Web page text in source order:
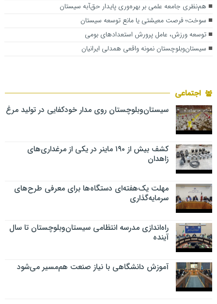
هم‌نظری جامعه علمی بر بهره‌وری پایدار حق‌آبه سیستان
سوخت؛ فرصت معیشتی یا مانع توسعه سیستان
توسعه ورزش، عامل پرورش استعدادهای بومی
سیستان‌وبلوچستان نمونه واقعی همدلی ایرانیان
اجتماعی
سیستان‌وبلوچستان روی مدار خودکفایی در تولید مرغ
کشف بیش از ۱۹۰ ماینر در یکی از مرغداری‌های
زاهدان
مهلت یک‌هفته‌ای دستگاه‌ها برای معرفی طرح‌های
سرمایه‌گذاری
راه‌اندازی مدرسه انتظامی سیستان‌وبلوچستان تا سال
آینده
آموزش دانشگاهی با نیاز صنعت هم‌مسیر می‌شود